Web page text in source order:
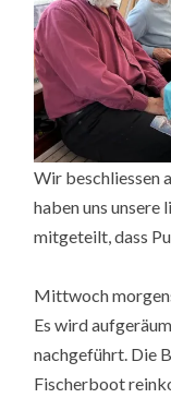
Wir beschliessen
haben uns unsere
mitgeteilt, dass
Mittwoch
Es wird
nachgeführt. Die
Fischerboot